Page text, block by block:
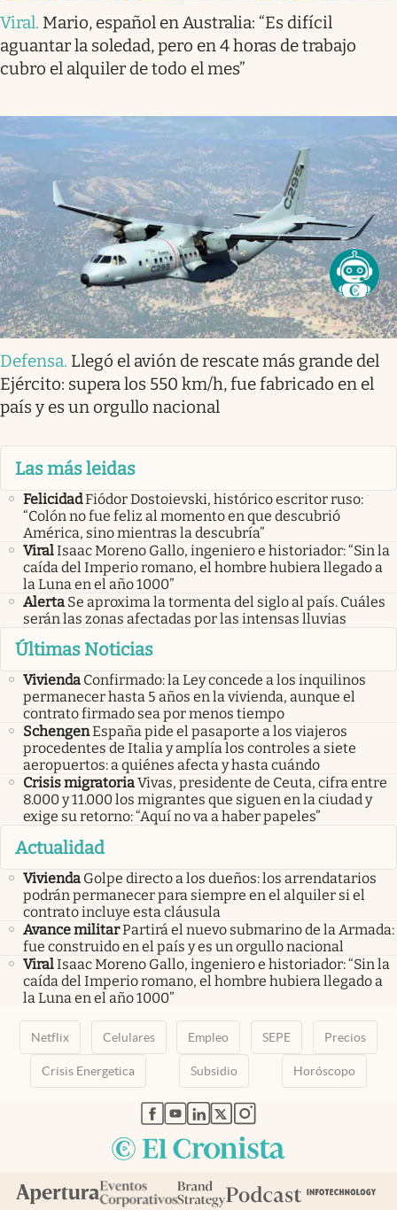
Viral. Mario, español en Australia: “Es difícil
aguantar la soledad, pero en 4 horas de trabajo
cubro el alquiler de todo el mes”
Defensa. Llegó el avión de rescate más grande del
Ejército: supera los 550 km/h, fue fabricado en el
país y es un orgullo nacional
Las más leidas
FelicidadFiódor Dostoievski, histórico escritor ruso:
“Colón no fue feliz al momento en que descubrió
América, sino mientras la descubría”
ViralIsaac Moreno Gallo, ingeniero e historiador: “Sin la
caída del Imperio romano, el hombre hubiera llegado a
la Luna en el año 1000”
Alerta Se aproxima la tormenta del siglo al país. Cuáles
serán las zonas afectadas por las intensas lluvias
Últimas Noticias
Vivienda Confirmado: la Ley concede a los inquilinos
permanecer hasta 5 años en la vivienda, aunque el
contrato firmado sea por menos tiempo
SchengenEspaña pide el pasaporte a los viajeros
procedentes de Italia y amplía los controles a siete
aeropuertos: a quiénes afecta y hasta cuándo
Crisis migratoriaVivas, presidente de Ceuta, cifra entre
8.000 y 11.000 los migrantes que siguen en la ciudad y
exige su retorno: “Aquí no va a haber papeles”
Actualidad
Vivienda Golpe directo a los dueños: los arrendatarios
podrán permanecer para siempre en el alquiler si el
contrato incluye esta cláusula
Avance militarPartirá el nuevo submarino de la Armada:
fue construido en el país y es un orgullo nacional
ViralIsaac Moreno Gallo, ingeniero e historiador: “Sin la
caída del Imperio romano, el hombre hubiera llegado a
la Luna en el año 1000”
Netflix Celulares Empleo SEPE Precios
Crisis Energetica Subsidio Horóscopo
abre en nueva pestaña
abre en nueva pestaña
abre en nueva pestaña
abre en nueva pestaña
abre en nueva pestaña